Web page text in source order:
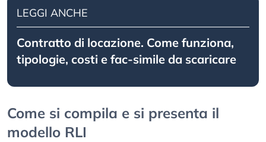
LEGGI ANCHE
Contratto di locazione. Come funziona,
tipologie, costi e fac-simile da scaricare
Come si compila e si presenta il
modello RLI